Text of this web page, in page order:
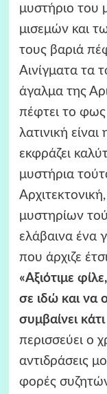
μυστήριο του
μισεμών και
τους βαριά
Αινίγματα τα
άγαλμα της
πέφτει το
λατινική
εκφράζει
μυστήρια
μυστηρίων
ελάβαινα ένα
που άρχιζε
«Αξιότιμε
σε ιδώ και να
συμβαίνει
περισσεύει ο
αντιδράσεις
φορές